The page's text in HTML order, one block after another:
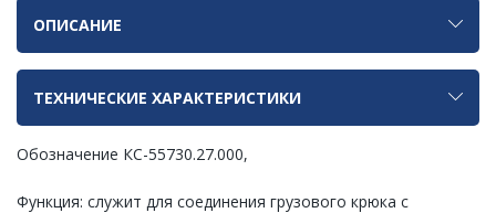
ОПИСАНИЕ
ТЕХНИЧЕСКИЕ ХАРАКТЕРИСТИКИ
Обозначение КС-55730.27.000,
Функция: служит для соединения грузового крюка с